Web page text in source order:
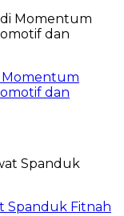
Momentum
dan
Spanduk Fitnah